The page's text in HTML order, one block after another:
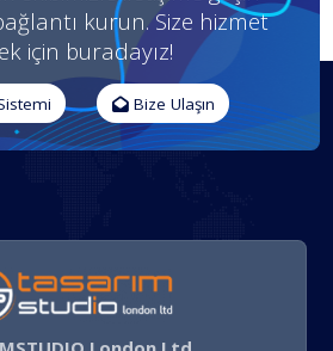
kurun. Size hizmet
için buradayız!
Bize Ulaşın